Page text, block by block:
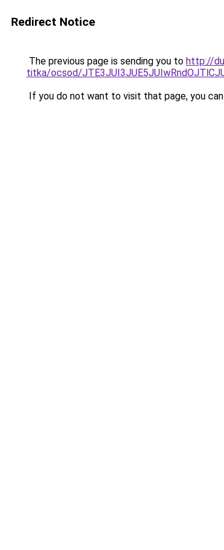
Redirect Notice
The previous page is sending you to http://
titka/ocsod/
If you do not want to visit that page, you can